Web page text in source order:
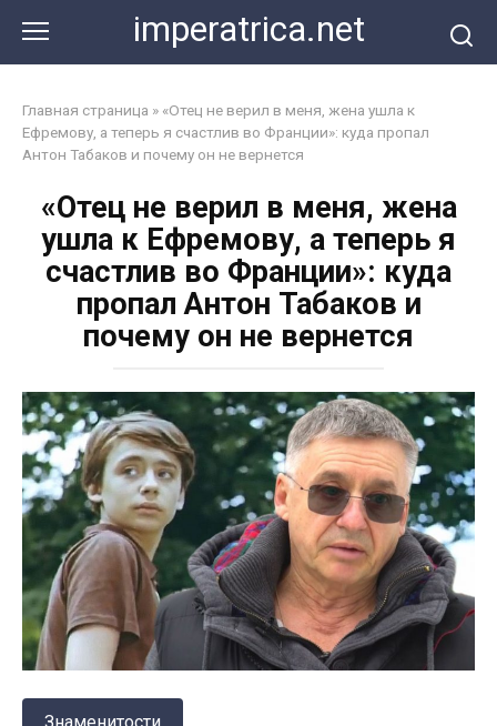
контенту
imperatrica.net
Главная страница » «Отец не верил в меня, жена ушла к
Ефремову, а теперь я счастлив во Франции»: куда пропал
Антон Табаков и почему он не вернется
«Отец не верил в меня, жена
ушла к Ефремову, а теперь я
счастлив во Франции»: куда
пропал Антон Табаков и
почему он не вернется